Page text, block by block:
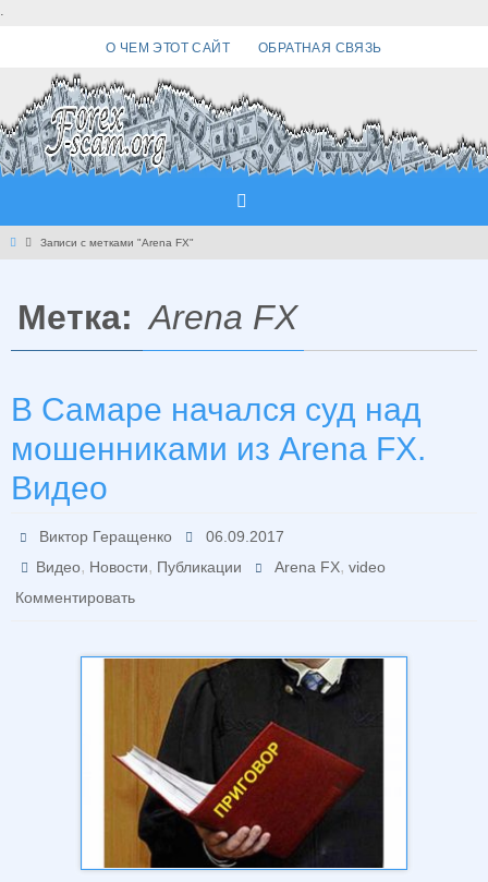
.
О ЧЕМ ЭТОТ САЙТ ОБРАТНАЯ СВЯЗЬ
Главная
Записи с метками "Arena FX"
Метка: Arena FX
В Самаре начался суд над
мошенниками из Arena FX.
Видео
Виктор Геращенко
06.09.2017
Видео, Новости, Публикации Arena FX, video
Комментировать